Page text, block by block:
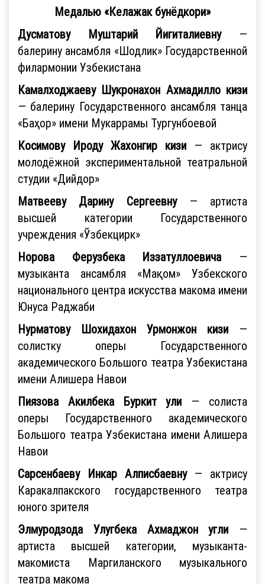
Медалью «Келажак бунёдкори»
Дусматову Муштарий
Йигиталиевну —
балерину ансамбля «Шодлик» Государственной
филармонии Узбекистана
Камалходжаеву Шукронахон Ахмадилло кизи
— балерину Государственного ансамбля танца
«Баҳор» имени Мукаррамы Тургунбоевой
Косимову Ироду Жахонгир кизи — актрису
молодёжной экспериментальной театральной
студии «Дийдор»
Матвееву Дарину Сергеевну— артиста
высшей категории Государственного
учреждения «Ўзбекцирк»
Норова Ферузбека Иззатуллоевича—
музыканта ансамбля «Мақом» Узбекского
национального центра искусства макома имени
Юнуса Раджаби
Нурматову Шохидахон Урмонжон кизи —
солистку оперы Государственного
академического Большого театра Узбекистана
имени Алишера Навои
Пиязова Акилбека Буркит ули — солиста
оперы Государственного академического
Большого театра Узбекистана имени Алишера
Навои
Сарсенбаеву Инкар Алписбаевну— актрису
Каракалпакского государственного театра
юного зрителя
Элмуродзода Улугбека Ахмаджон угли —
артиста высшей категории, музыканта-
макомиста Маргиланского музыкального
театра макома